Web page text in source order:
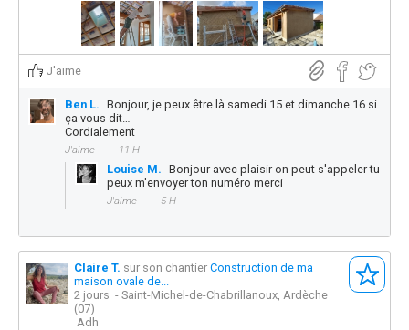
J'aime
Ben L. Bonjour, je peux être là samedi 15 et dimanche 16 si
ça vous dit…
Cordialement
J'aime 11 H
Louise M. Bonjour avec plaisir on peut s'appeler tu
peux m'envoyer ton numéro merci
J'aime 5 H
Claire T. sur son chantier Construction de ma
maison ovale de...
2 jours - Saint-Michel-de-Chabrillanoux, Ardèche
(07)
Adh